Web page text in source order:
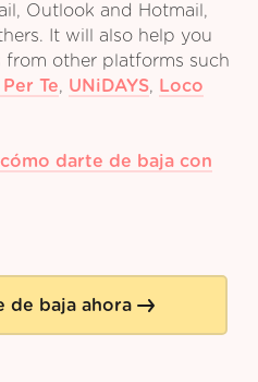
Outlook and Hotmail,
It will also help you
from other platforms such
Te, UNiDAYS, Loco
darte de baja con
de baja ahora